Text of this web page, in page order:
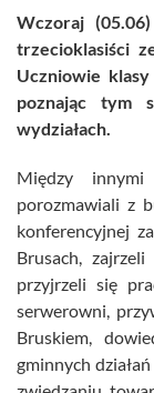
Wczoraj
trzecioklasiści
Uczniowie
poznając tym
wydziałach.
Między
porozmawiali z
konferencyjnej
Brusach,
przyjrzeli się
serwerowni,
Bruskiem,
gminnych